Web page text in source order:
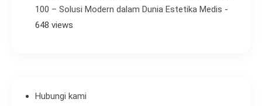
100 – Solusi Modern dalam Dunia Estetika Medis -
648 views
Hubungi kami